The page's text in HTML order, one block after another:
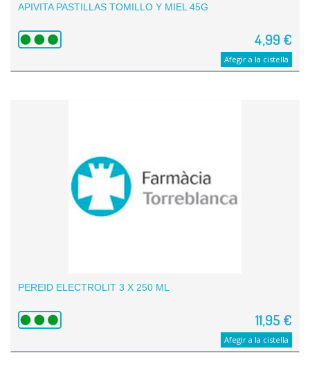
APIVITA PASTILLAS TOMILLO Y MIEL 45G
4,99 €
Afegir a la cistella
PEREID ELECTROLIT 3 X 250 ML
11,95 €
Afegir a la cistella